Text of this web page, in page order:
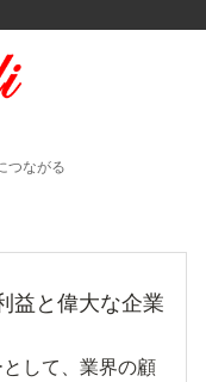
つながる
益と偉大な企業
して、業界の顧